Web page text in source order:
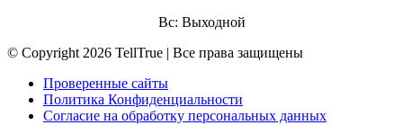
Вс: Выходной
© Copyright 2026 TellTrue | Все права защищены
Проверенные сайты
Политика Конфиденциальности
Согласие на обработку персональных данных